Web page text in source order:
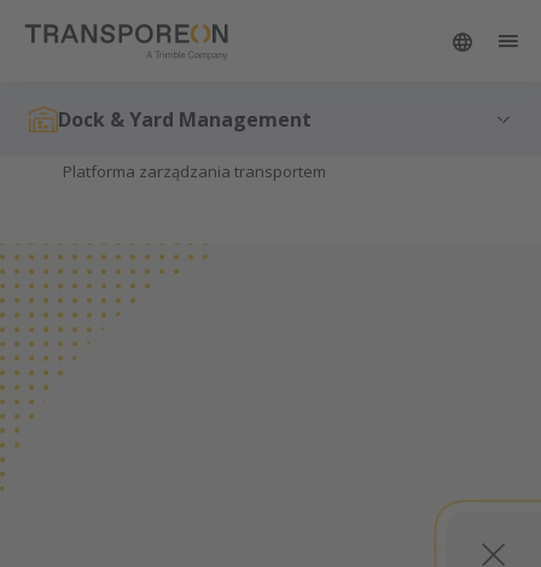
Dock & Yard Management
Platforma zarządzania transportem